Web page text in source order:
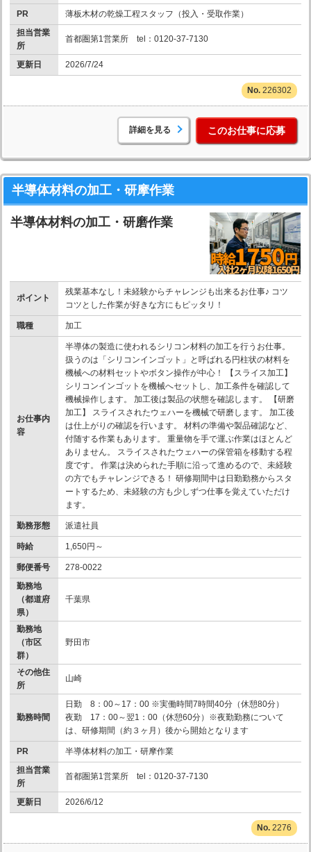
PR
薄板木材の乾燥工程スタッフ（投入・受取作業）
担当営業
所
首都圏第1営業所 tel：0120-37-7130
更新日 2026/7/24
226302
詳細を見る このお仕事に応募
半導体材料の加工・研摩作業
半導体材料の加工・研磨作業
ポイント
残業基本なし！未経験からチャレンジも出来るお仕事♪ コツ
コツとした作業が好きな方にもピッタリ！
職種 加工
お仕事内
容
半導体の製造に使われるシリコン材料の加工を行うお仕事。
扱うのは「シリコンインゴット」と呼ばれる円柱状の材料を
機械への材料セットやボタン操作が中心！ 【スライス加工】
シリコンインゴットを機械へセットし、加工条件を確認して
機械操作します。 加工後は製品の状態を確認します。 【研磨
加工】 スライスされたウェハーを機械で研磨します。 加工後
は仕上がりの確認を行います。 材料の準備や製品確認など、
付随する作業もあります。 重量物を手で運ぶ作業はほとんど
ありません。 スライスされたウェハーの保管箱を移動する程
度です。 作業は決められた手順に沿って進めるので、未経験
の方でもチャレンジできる！ 研修期間中は日勤勤務からスタ
ートするため、未経験の方も少しずつ仕事を覚えていただけ
ます。
勤務形態 派遣社員
時給 1,650円～
郵便番号
278-0022
勤務地
（都道府
県）
千葉県
勤務地
（市区
群）
野田市
その他住
所
山崎
勤務時間
日勤 8：00～17：00 ※実働時間7時間40分（休憩80分）
夜勤 17：00～翌1：00（休憩60分）※夜勤勤務について
は、研修期間（約３ヶ月）後から開始となります
PR
半導体材料の加工・研摩作業
担当営業
所
首都圏第1営業所 tel：0120-37-7130
更新日 2026/6/12
2276